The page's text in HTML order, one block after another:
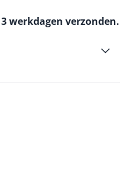
werkdagen verzonden.